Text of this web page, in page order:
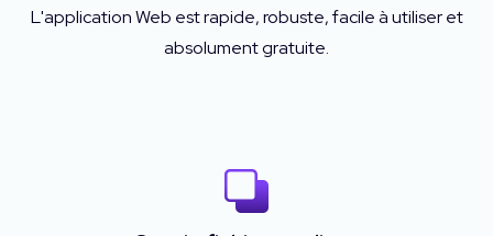
L'application Web est rapide, robuste, facile à utiliser et
absolument gratuite.